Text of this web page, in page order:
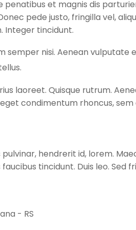
penatibus et magnis dis
pede justo, fringilla vel,
Integer tincidunt.
semper nisi. Aenean
laoreet. Quisque rutrum.
condimentum rhoncus,
hendrerit id, lorem.
tincidunt. Duis leo. Sed
- RS